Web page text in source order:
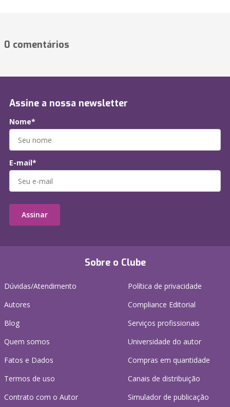
0 comentários
Sobre o Clube
Dúvidas/Atendimento
Autores
Blog
Quem somos
Fatos e Dados
Termos de uso
Contrato com o Autor
Política de privacidade
Compliance Editorial
Serviços profissionais
Universidade do autor
Compras em quantidade
Canais de distribuição
Simulador de publicação
Assine a nossa newsletter
Nome*
E-mail*
Assinar